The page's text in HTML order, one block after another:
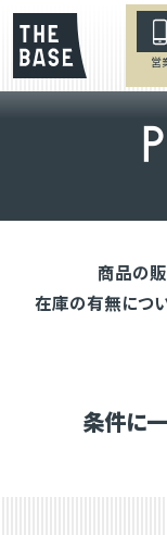
営
P
商品の
在庫の有無につ
条件に